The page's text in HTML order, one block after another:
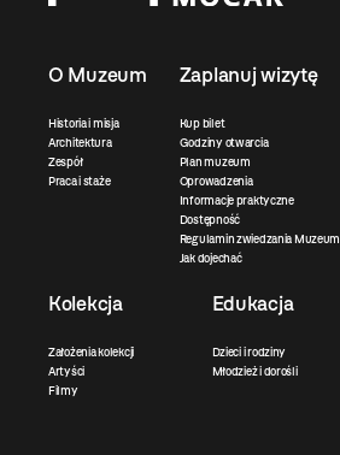
O Muzeum
Historia i misja
Architektura
Zespół
Praca i staże
Zaplanuj wizytę
Kup bilet
Godziny otwarcia
Plan muzeum
Oprowadzenia
Informacje praktyczne
Dostępność
Regulamin zwiedzania Muzeum
Jak dojechać
Kolekcja
Założenia kolekcji
Artyści
Filmy
Edukacja
Dzieci i rodziny
Młodzież i dorośli